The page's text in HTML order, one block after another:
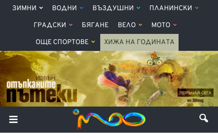
ЗИМНИ ВОДНИ ВЪЗДУШНИ ПЛАНИНСКИ
ГРАДСКИ БЯГАНЕ ВЕЛО МОТО
ОЩЕ СПОРТОВЕ ХИЖА НА ГОДИНАТА